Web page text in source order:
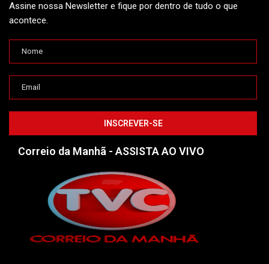
Assine nossa Newsletter e fique por dentro de tudo o que
acontece.
Correio da Manhã - ASSISTA AO VIVO